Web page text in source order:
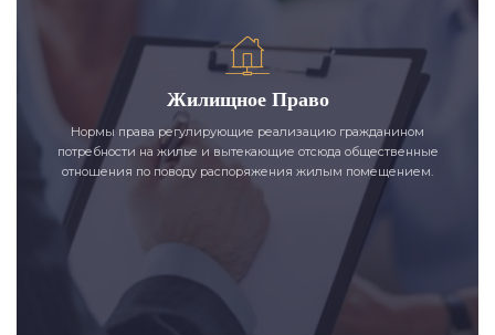
Жилищное Право
Нормы права регулирующие реализацию гражданином
потребности на жилье и вытекающие отсюда общественные
отношения по поводу распоряжения жилым помещением.